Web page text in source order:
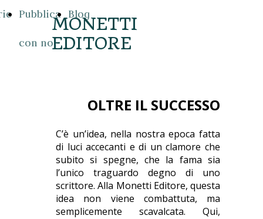
Pubblica
con noi
Blog
MONETTI
EDITORE
OLTRE IL SUCCESSO
C’è un’idea, nella nostra epoca fatta
di luci accecanti e di un clamore che
subito si spegne, che la fama sia
l’unico traguardo degno di uno
scrittore. Alla Monetti Editore, questa
idea non viene combattuta, ma
semplicemente scavalcata. Qui,